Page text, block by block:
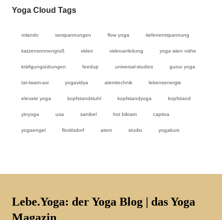
Yoga Cloud Tags
orlando verspannungen flow yoga tiefenentspannung
katzensonnengruß video videoanleitung yoga wien nähe
kräfigungsübungen feedup universal-studios guruv yoga
tat-twam-asi yogavidya atemtechnik lebensenergie
elevate yoga kopfstandstuhl kopfstandyoga kopfstand
yinyoga usa sanibel hot bikram captiva
yogaengel floridsdorf atem studio yogakurs
Lebe.Yoga: der Yoga Blog | das Yoga